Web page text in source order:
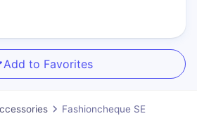
Add to Favorites
Fashioncheque SE